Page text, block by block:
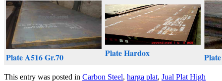
Plate A516 Gr.70 Plate Hardox
This entry was posted in Carbon Steel, harga plat, Jual Plat High